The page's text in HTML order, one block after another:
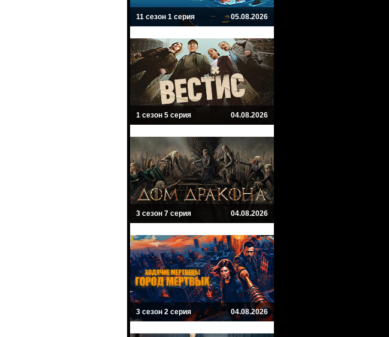
11 сезон 1 серия 05.08.2026
1 сезон 5 серия 04.08.2026
3 сезон 7 серия 04.08.2026
3 сезон 2 серия 04.08.2026